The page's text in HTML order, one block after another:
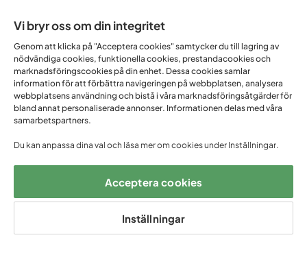
Vill du ha undanplockat och fint i köket? Kanske behöver du extra
plats för förvaring, eller önskar en möbel som kombinerar förvaring
och plats för exempelvis exponering av kokböcker. Hos oss kan du
välja mellan förvaringsskåp i olika utföranden som passar utmärkt i
köket. Passa även på att kolla in vårt gedigna utbud avskänkaroch
vitrinskåp.
Förvaringsskåp badrum
vi hjälper dig att inreda riktigt ytsmart. För en bättre översikt så har vi
har samlat alla våra förvaringsskåp för badrum i vårt gedigna utbud av
Vi bryr oss om din integritet
Genom att klicka på "Acceptera cookies" samtycker du till lagring av
nödvändiga cookies, funktionella cookies, prestandacookies och
marknadsföringscookies på din enhet. Dessa cookies samlar
information för att förbättra navigeringen på webbplatsen, analysera
webbplatsens användning och bistå i våra marknadsföringsåtgärder för
bland annat personaliserade annonser. Informationen delas med våra
samarbetspartners.
Du kan anpassa dina val och läsa mer om cookies under Inställningar.
Acceptera cookies
Inställningar